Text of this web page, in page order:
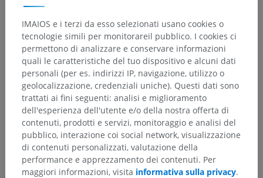
Traduzioni
Hai notato un errore?
Non esitare a suggerire una correzione, traduzione o
un miglioramento dei contenuti.
Segnala un problema
IMAIOS e i terzi da esso selezionati usano cookies o
tecnologie simili per monitorareil pubblico. I cookies ci
permettono di analizzare e conservare informazioni
quali le caratteristiche del tuo dispositivo e alcuni dati
personali (per es. indirizzi IP, navigazione, utilizzo o
geolocalizzazione, credenziali uniche). Questi dati sono
trattati ai fini seguenti: analisi e miglioramento
dell'esperienza dell'utente e/o della nostra offerta di
contenuti, prodotti e servizi, monitoraggio e analisi del
pubblico, interazione coi social network, visualizzazione
di contenuti personalizzati, valutazione della
performance e apprezzamento dei contenuti. Per
maggiori informazioni, visita informativa sulla privacy.